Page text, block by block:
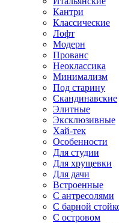
Кантри
Классические
Лофт
Модерн
Прованс
Неоклассика
Минимализм
Под старину
Скандинавские
Элитные
Эксклюзивные
Хай-тек
Особенности
Для студии
Для хрущевки
Для дачи
Встроенные
С антресолями
С барной
С островом